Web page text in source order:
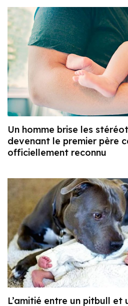
Un homme brise les
devenant le premier père
officiellement reconnu
L’amitié entre un pitbull et